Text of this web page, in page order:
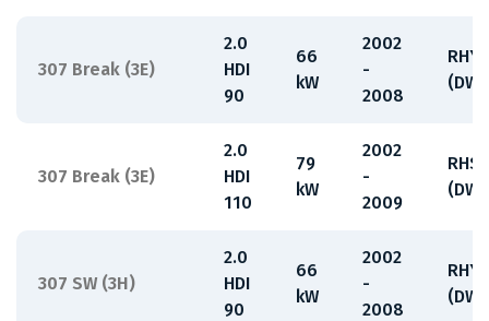
307 Break (3E)
2.0
HDI
90
66
kW
2002
-
2008
RHY
307 Break (3E)
2.0
HDI
110
79
kW
2002
-
2009
RHS
307 SW (3H)
2.0
HDI
90
66
kW
2002
-
2008
RHY